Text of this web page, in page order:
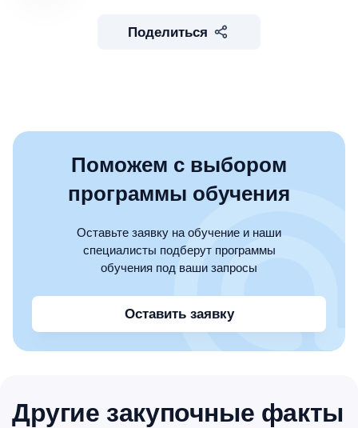
Поделиться
Поможем с выбором
программы обучения
Оставьте заявку на обучение и наши
специалисты подберут программы
обучения под ваши запросы
Оставить заявку
Другие закупочные факты